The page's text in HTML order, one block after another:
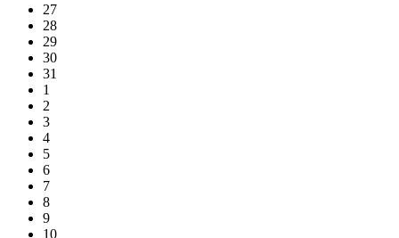
27
28
29
30
31
1
2
3
4
5
6
7
8
9
10